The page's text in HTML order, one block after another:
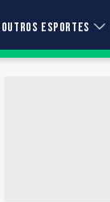
OUTROS ESPORTES